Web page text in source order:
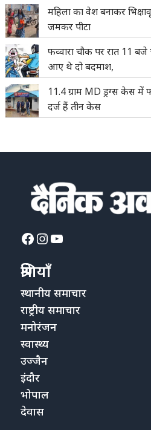
महिला का वेश बनाकर
जमकर पीटा
फव्वारा चौक पर रात 11
आए थे दो बदमाश,
11.4 ग्राम MD ड्रग्स केस में
दर्ज हैं तीन केस
Facebook
Instagram
YouTube
श्रेणियाँ
स्थानीय समाचार
राष्ट्रीय समाचार
मनोरंजन
स्वास्थ्य
उज्जैन
इंदौर
भोपाल
देवास